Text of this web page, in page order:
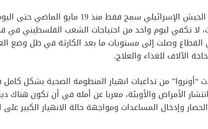
لا تكفي ليوم واحد من احتياجات الشعب الفلسطيني في
القطاع وصلت إلى مستويات ما بعد الكارثة في ظل وضع
الآلاف للغذاء والعلاج.
“أونروا” من تداعيات انهيار المنظومة الصحية بشكل
الأمراض والأوبئة، معربا عن أمله في أن تكون هناك
الحصار وإدخال المساعدات ومواجهة حالة الانهيار الكبير